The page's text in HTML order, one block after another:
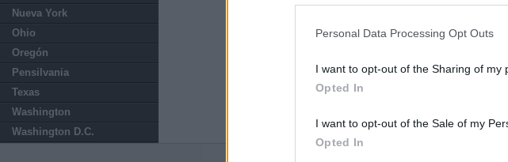
Personal Data Processing Opt Outs
I want to opt-out of the Sharing of my
Opted In
I want to opt-out of the Sale of my
Opted In
Nueva York
Ohio
Oregón
Pensilvania
Texas
Washington
Washington D.C.